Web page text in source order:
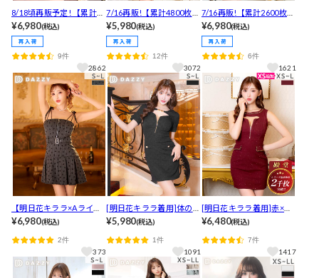
8/18頃再販予定! 【累計販
売4000枚突破】胸元ジッ
プがとにかく盛れる！お
客さんが喜ぶセクシー肌
見せキャバドレス【入荷
通知登録推奨】
¥6,980(税込)
9件
2862
7/16再販!【累計4800枚以
上販売】周りからも好評
♪フロントジップ谷間見
せシアーレースフリル半
袖タイトミニ丈キャバド
レス[XS~L/4サイズ展開]
¥5,980(税込)
12件
3072
7/16再販!【累計2600枚販
売】体型カバー抜群!!谷間
魅せジップ×冬ツイードパ
フスリーブマーメイドミ
ニ丈キャバドレス
¥6,980(税込)
6件
1621
【明日花キララ×Aライ
ン】満足の声続出!リボン
ニ丈美シルエットキャバ
ドレス
¥6,980(税込)
2件
373
[明日花キララ着用]体のラ
インが綺麗に見える印象
ミニ丈キャバドレス[SML/
3サイズ展開]*
¥5,980(税込)
1件
1091
[明日花キララ着用]赤×ラ
メで映え!伸縮性ありラメ
リッターノースリーブタ
イトミニドレス[XS～L/4
サイズ展開]
¥6,480(税込)
7件
1417